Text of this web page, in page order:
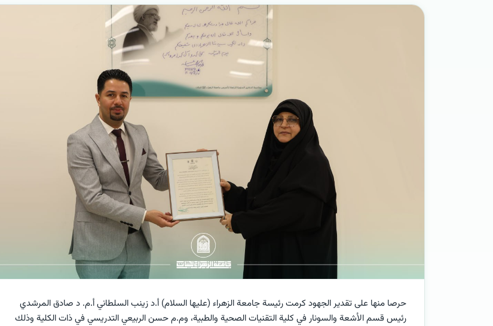
حرصا منها على تقدير الجهود كرمت رئيسة جامعة الزهراء (عليها السلام) أ.د زينب السلطاني أ.م. د صادق المرشدي
رئيس قسم الأشعة والسونار في كلية التقنيات الصحية والطبية، وم.م حسن الربيعي التدريسي في ذات الكلية وذلك